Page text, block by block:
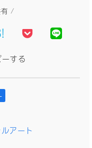
有 /
する
アート